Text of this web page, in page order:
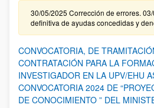
30/05/2025 Corrección de errores.
definitiva de ayudas concedidas y
CONVOCATORIA, DE
CONTRATACIÓN PARA LA
INVESTIGADOR EN LA UPV/EHU
CONVOCATORIA 2024 DE
DE CONOCIMIENTO ” DEL